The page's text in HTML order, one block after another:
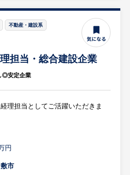
長期的なキャリアを築きたい方に
です。また、これまでのSE経験
）を活かして即戦力として活躍で
でなく、育児休業後の復帰率が
成しているなど、ライフステージ
寄り添う温かい組織風土が根付いて
定した経営基盤のもと、仕事もプ
も妥協することなく、安心して定
続けられる環境が整っています。
求人担当コメント】
年、赤字なしの超安定企業です。
木・プラントの3軸経営と独自の高
で会社としてさらに成長が期待で
厚い若手支援など「人を大切にす
不動産・建設系
担当・総合建設企業
◎安定企業
理担当としてご活躍いただきま
務の遂行：日次・月次・年次の決算
び決算書・各種財務書類の作成
円
市